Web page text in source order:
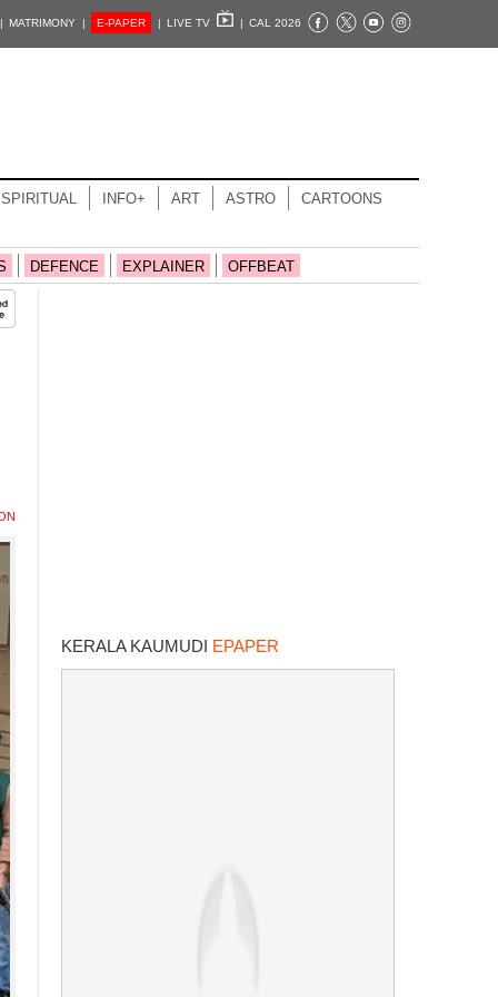
MATRIMONY | E-PAPER | LIVE TV | CAL 2026
SPIRITUAL INFO+ ART ASTRO CARTOONS
DEFENCE EXPLAINER OFFBEAT
KERALA KAUMUDI EPAPER